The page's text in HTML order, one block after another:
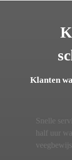
Klanten
Snelle
half uur